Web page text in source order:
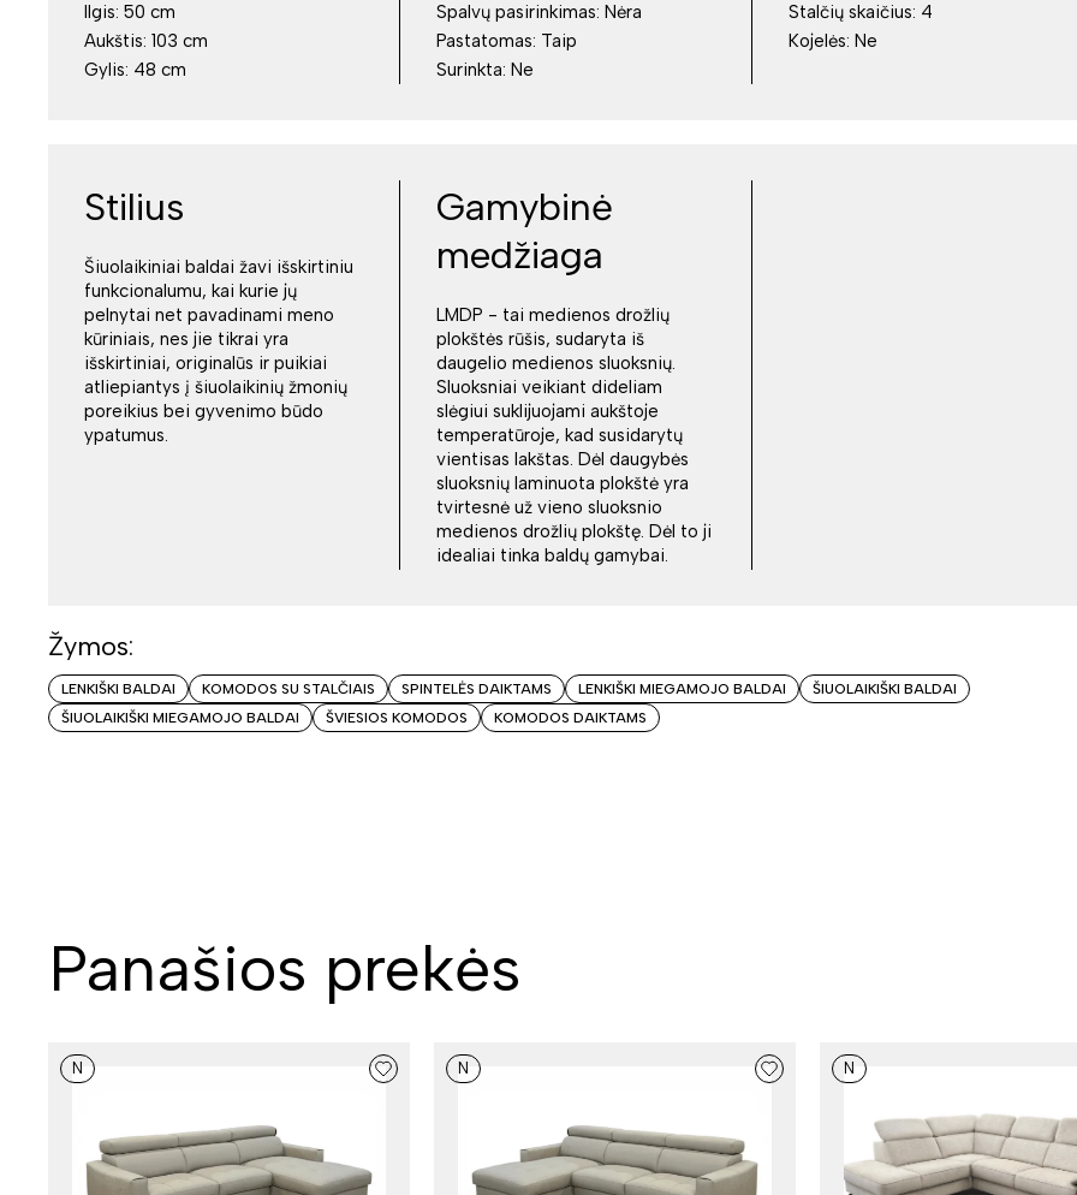
Ilgis: 50 cm
Aukštis: 103 cm
Gylis: 48 cm
Spalvų pasirinkimas: Nėra
Pastatomas: Taip
Surinkta: Ne
Stalčių skaičius: 4
Kojelės: Ne
Stilius
Šiuolaikiniai baldai žavi išskirtiniu
funkcionalumu, kai kurie jų
pelnytai net pavadinami meno
kūriniais, nes jie tikrai yra
išskirtiniai, originalūs ir puikiai
atliepiantys į šiuolaikinių žmonių
poreikius bei gyvenimo būdo
ypatumus.
Gamybinė
medžiaga
LMDP - tai medienos drožlių
plokštės rūšis, sudaryta iš
daugelio medienos sluoksnių.
Sluoksniai veikiant dideliam
slėgiui suklijuojami aukštoje
temperatūroje, kad susidarytų
vientisas lakštas. Dėl daugybės
sluoksnių laminuota plokštė yra
tvirtesnė už vieno sluoksnio
medienos drožlių plokštę. Dėl to ji
idealiai tinka baldų gamybai.
Žymos:
LENKIŠKI BALDAI KOMODOS SU STALČIAIS SPINTELĖS DAIKTAMS LENKIŠKI MIEGAMOJO BALDAI
ŠIUOLAIKIŠKI BALDAI
ŠIUOLAIKIŠKI MIEGAMOJO BALDAI
ŠVIESIOS KOMODOS KOMODOS DAIKTAMS
Panašios prekės
N N N